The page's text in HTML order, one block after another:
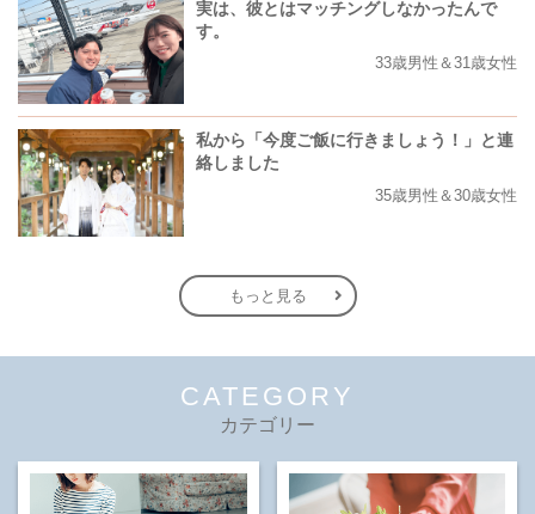
実は、彼とはマッチングしなかったんで
す。
33歳男性＆31歳女性
私から「今度ご飯に行きましょう！」と連
絡しました
35歳男性＆30歳女性
もっと見る
CATEGORY
カテゴリー